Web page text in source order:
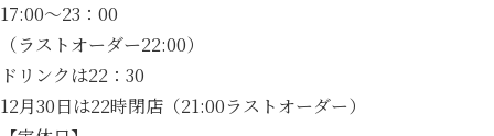
17:00～23：00
（ラストオーダー22:00）
ドリンクは22：30
12月30日は22時閉店（21:00ラストオーダー）